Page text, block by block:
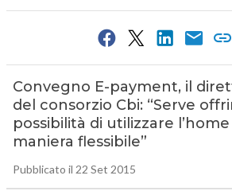
Convegno E-payment, il
del consorzio Cbi: “Serve
possibilità di utilizzare
maniera flessibile”
Pubblicato il 22 Set 2015